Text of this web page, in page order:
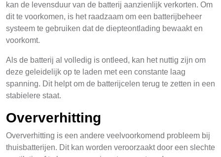
kan de levensduur van de batterij aanzienlijk verkorten. Om
dit te voorkomen, is het raadzaam om een batterijbeheer
systeem te gebruiken dat de diepteontlading bewaakt en
voorkomt.
Als de batterij al volledig is ontleed, kan het nuttig zijn om
deze geleidelijk op te laden met een constante laag
spanning. Dit helpt om de batterijcelen terug te zetten in een
stabielere staat.
Oververhitting
Oververhitting is een andere veelvoorkomend probleem bij
thuisbatterijen. Dit kan worden veroorzaakt door een slechte